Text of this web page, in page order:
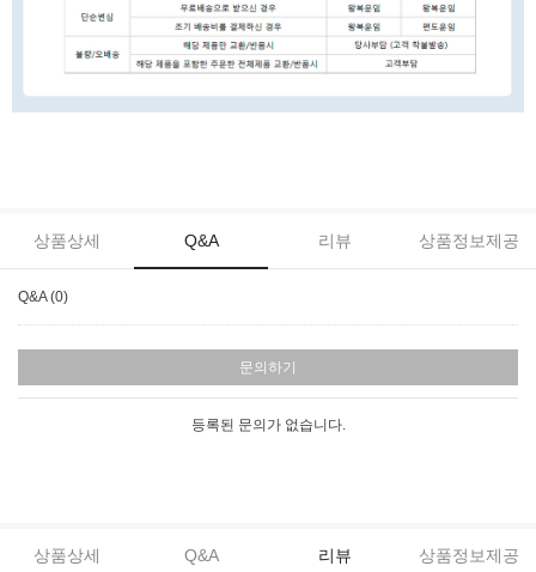
상품상세 Q&A 리뷰 상품정보제공
Q&A (0)
문의하기
등록된 문의가 없습니다.
상품상세 Q&A 리뷰 상품정보제공